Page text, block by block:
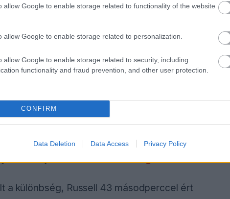
allow Google to enable storage related to functionality of the website
allow Google to enable storage related to personalization.
allow Google to enable storage related to security, including
functionality and fraud prevention, and other user protection.
CONFIRM
Data Deletion Data Access Privacy Policy
a világbajnoki címért, és ott van Russell,
A csapat egyre inkább Antonellire fog
versenymérnökén keresztül is. Russell
Szerintem nehéz dolga lesz. Ha minden így
találja magát, ahogy annak idején Valtteri
elveszítette a lendületét, és jelenleg 20
az összetettben. Az elmúlt két futamon
rajta - emelte ki aGP Blog.
a különbség, Russell 43 másodperccel ért